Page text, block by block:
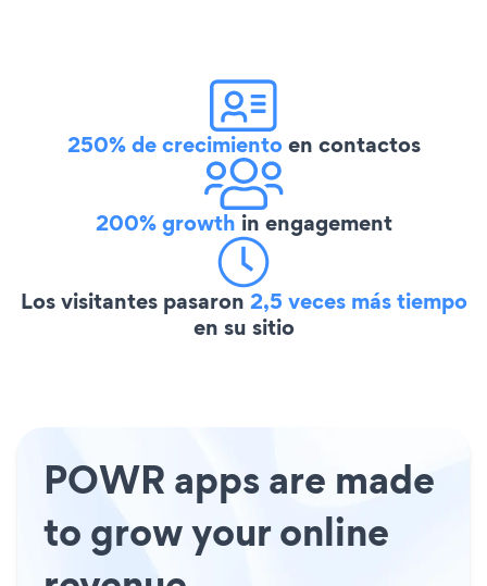
250% de crecimientoen contactos
200% growth in engagement
Los visitantes pasaron 2,5 veces más tiempo
en su sitio
POWR apps are made
to grow your online